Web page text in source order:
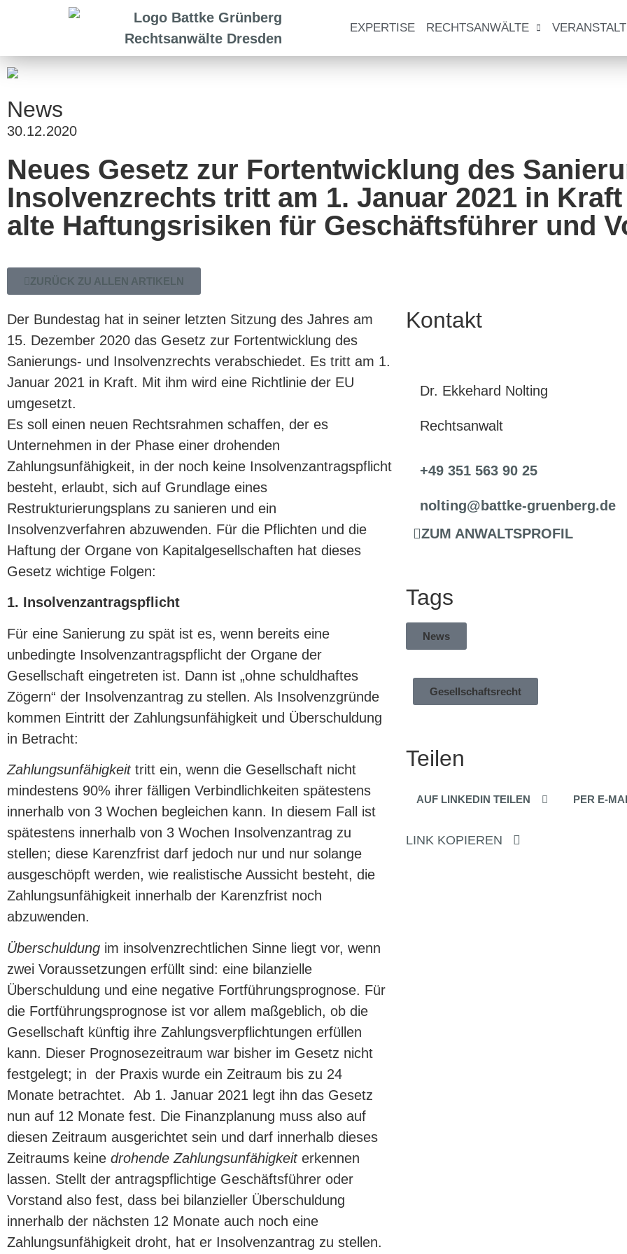
EXPERTISE RECHTSANWÄLTE
News
30.12.2020
Neues Gesetz zur Fortentwicklung des
Insolvenzrechts tritt am 1. Januar 2021 in Kraft
alte Haftungsrisiken für Geschäftsführer und
ZURÜCK ZU ALLEN ARTIKELN
Der Bundestag hat in seiner letzten Sitzung des Jahres am
15. Dezember 2020 das Gesetz zur Fortentwicklung des
Sanierungs- und Insolvenzrechts verabschiedet. Es tritt am 1.
Januar 2021 in Kraft. Mit ihm wird eine Richtlinie der EU
umgesetzt.
Es soll einen neuen Rechtsrahmen schaffen, der es
Unternehmen in der Phase einer drohenden
Zahlungsunfähigkeit, in der noch keine Insolvenzantragspflicht
besteht, erlaubt, sich auf Grundlage eines
Restrukturierungsplans zu sanieren und ein
Insolvenzverfahren abzuwenden. Für die Pflichten und die
Haftung der Organe von Kapitalgesellschaften hat dieses
Gesetz wichtige Folgen:
1. Insolvenzantragspflicht
Für eine Sanierung zu spät ist es, wenn bereits eine
unbedingte Insolvenzantragspflicht der Organe der
Gesellschaft eingetreten ist. Dann ist „ohne schuldhaftes
Zögern“ der Insolvenzantrag zu stellen. Als Insolvenzgründe
kommen Eintritt der Zahlungsunfähigkeit und Überschuldung
in Betracht:
Zahlungsunfähigkeittritt ein, wenn die Gesellschaft nicht
mindestens 90% ihrer fälligen Verbindlichkeiten spätestens
innerhalb von 3 Wochen begleichen kann. In diesem Fall ist
spätestens innerhalb von 3 Wochen Insolvenzantrag zu
stellen; diese Karenzfrist darf jedoch nur und nur solange
ausgeschöpft werden, wie realistische Aussicht besteht, die
Zahlungsunfähigkeit innerhalb der Karenzfrist noch
abzuwenden.
Überschuldung im insolvenzrechtlichen Sinne liegt vor, wenn
zwei Voraussetzungen erfüllt sind: eine bilanzielle
Überschuldung und eine negative Fortführungsprognose. Für
die Fortführungsprognose ist vor allem maßgeblich, ob die
Gesellschaft künftig ihre Zahlungsverpflichtungen erfüllen
kann. Dieser Prognosezeitraum war bisher im Gesetz nicht
festgelegt; in der Praxis wurde ein Zeitraum bis zu 24
Monate betrachtet. Ab 1. Januar 2021 legt ihn das Gesetz
nun auf 12 Monate fest. Die Finanzplanung muss also auf
diesen Zeitraum ausgerichtet sein und darf innerhalb dieses
Zeitraums keine drohende Zahlungsunfähigkeiterkennen
lassen. Stellt der antragspflichtige Geschäftsführer oder
Vorstand also fest, dass bei bilanzieller Überschuldung
innerhalb der nächsten 12 Monate auch noch eine
Zahlungsunfähigkeit droht, hat er Insolvenzantrag zu stellen.
Kontakt
Dr. Ekkehard Nolting
Rechtsanwalt
+49 351 563 90 25
nolting@battke-gruenberg.de
ZUM ANWALTSPROFIL
Tags
News
Gesellschaftsrecht
Teilen
AUF LINKEDIN TEILEN PER E-
LINK KOPIEREN